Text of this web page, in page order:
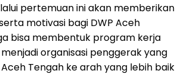
pertemuan ini akan memberikan
motivasi bagi DWP Aceh
bisa membentuk program kerja
organisasi penggerak yang
Tengah ke arah yang lebih baik